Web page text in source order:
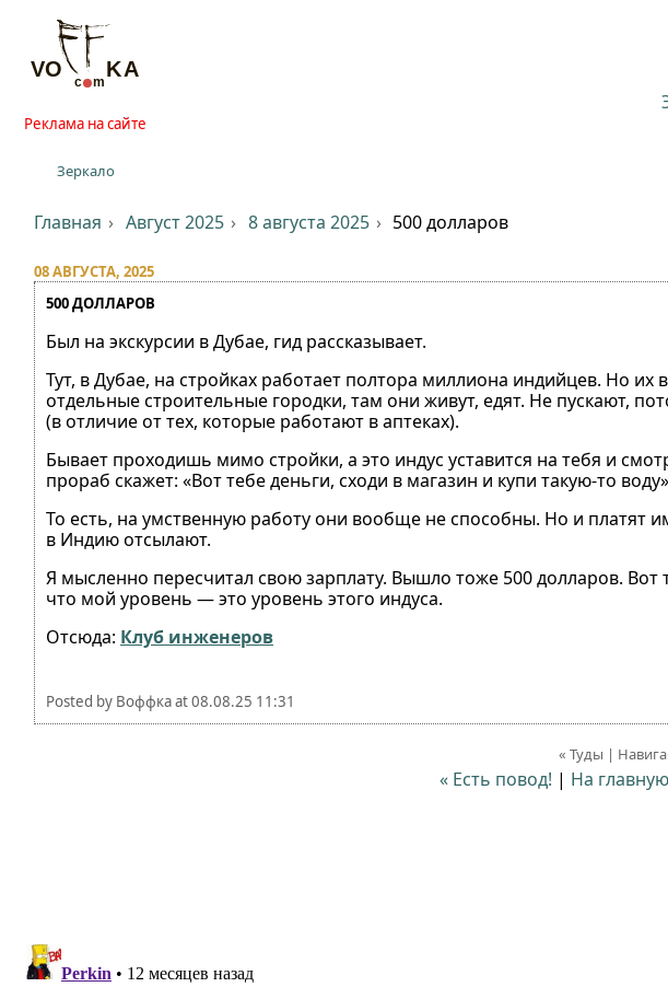
Реклама на сайте
Зеркало
Главная Август 2025 8 августа 2025 500 долларов
08 АВГУСТА, 2025
500 ДОЛЛАРОВ
Был на экскурсии в Дубае, гид рассказывает.
Тут, в Дубае, на стройках работает полтора миллиона индийцев. Но
отдельные строительные городки, там они живут, едят. Не пускают,
(в отличие от тех, которые работают в аптеках).
Бывает проходишь мимо стройки, а это индус уставится на тебя и
прораб скажет: «Вот тебе деньги, сходи в магазин и купи такую-то
То есть, на умственную работу они вообще не способны. Но и платят
в Индию отсылают.
Я мысленно пересчитал свою зарплату. Вышло тоже 500 долларов.
что мой уровень — это уровень этого индуса.
Отсюда: Клуб инженеров
Posted by Воффкаat08.08.25 11:31
« Туды |
« Есть повод! | На главную